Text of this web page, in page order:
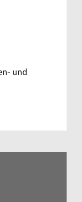
und